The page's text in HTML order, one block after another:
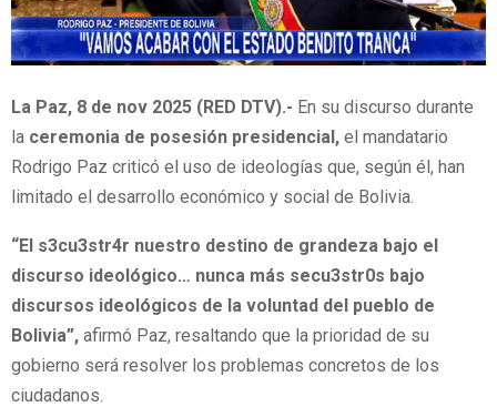
La Paz, 8 de nov 2025 (RED DTV).- En su discurso durante
la ceremonia de posesión presidencial, el mandatario
Rodrigo Paz criticó el uso de ideologías que, según él, han
limitado el desarrollo económico y social de Bolivia.
“El s3cu3str4r nuestro destino de grandeza bajo el
discurso ideológico… nunca más secu3str0s bajo
discursos ideológicos de la voluntad del pueblo de
Bolivia”, afirmó Paz, resaltando que la prioridad de su
gobierno será resolver los problemas concretos de los
ciudadanos.